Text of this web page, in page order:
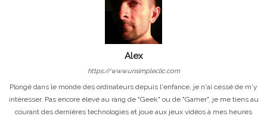
Alex
https://www.unsimpleclic.com
Plongé dans le monde des ordinateurs depuis l'enfance, je n'ai cessé de m'y
intéresser. Pas encore élevé au rang de "Geek" ou de "Gamer", je me tiens au
courant des dernières technologies et joue aux jeux vidéos à mes heures